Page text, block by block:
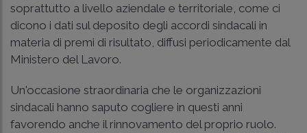
soprattutto a livello aziendale e territoriale, come ci
dicono i dati sul deposito degli accordi sindacali in
materia di premi di risultato, diffusi periodicamente dal
Ministero del Lavoro.
Un'occasione straordinaria che le organizzazioni
sindacali hanno saputo cogliere in questi anni
favorendo anche il rinnovamento del proprio ruolo.